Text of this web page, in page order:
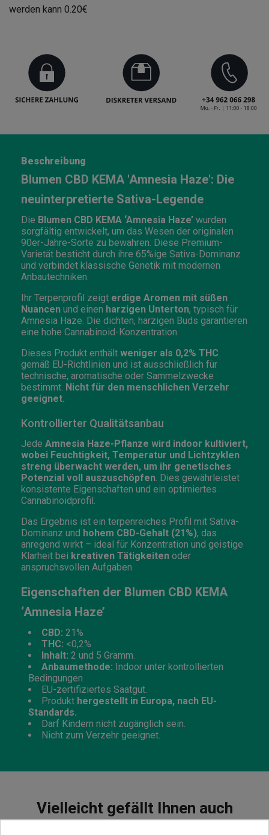
werden kann 0.20€
Beschreibung
Blumen CBD KEMA 'Amnesia Haze': Die
neuinterpretierte Sativa-Legende
Die Blumen CBD KEMA ‘Amnesia Haze’ wurden
sorgfältig entwickelt, um das Wesen der originalen
90er-Jahre-Sorte zu bewahren. Diese Premium-
Varietät besticht durch ihre 65%ige Sativa-Dominanz
und verbindet klassische Genetik mit modernen
Anbautechniken.
Ihr Terpenprofil zeigt erdige Aromen mit süßen
Nuancen und einen harzigen Unterton, typisch für
Amnesia Haze. Die dichten, harzigen Buds garantieren
eine hohe Cannabinoid-Konzentration.
Dieses Produkt enthält weniger als 0,2% THC
gemäß EU-Richtlinien und ist ausschließlich für
technische, aromatische oder Sammelzwecke
bestimmt. Nicht für den menschlichen Verzehr
geeignet.
Kontrollierter Qualitätsanbau
Jede Amnesia Haze-Pflanze wird indoor kultiviert,
wobei Feuchtigkeit, Temperatur und Lichtzyklen
streng überwacht werden, um ihr genetisches
Potenzial voll auszuschöpfen . Dies gewährleistet
konsistente Eigenschaften und ein optimiertes
Cannabinoidprofil.
Das Ergebnis ist ein terpenreiches Profil mit Sativa-
Dominanz und hohem CBD-Gehalt (21%), das
anregend wirkt – ideal für Konzentration und geistige
Klarheit bei kreativen Tätigkeiten oder
anspruchsvollen Aufgaben.
Eigenschaften der Blumen CBD KEMA
‘Amnesia Haze’
CBD: 21%
THC: <0,2%
Inhalt: 2 und 5 Gramm.
Anbaumethode: Indoor unter kontrollierten
Bedingungen
EU-zertifiziertes Saatgut.
Produkt hergestellt in Europa, nach EU-
Standards.
Darf Kindern nicht zugänglich sein.
Nicht zum Verzehr geeignet.
Vielleicht gefällt Ihnen auch